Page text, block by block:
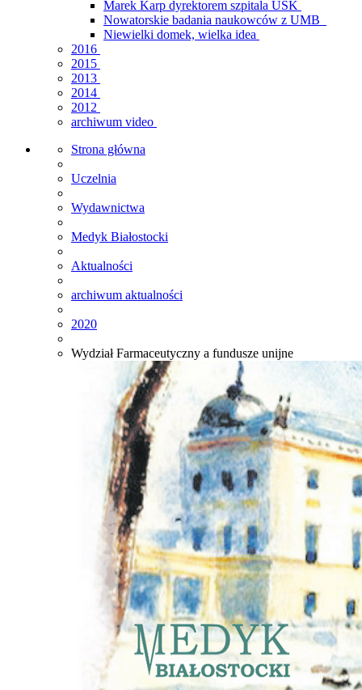
Marek Karp dyrektorem szpitala USK
Nowatorskie badania naukowców z UMB
Niewielki domek, wielka idea
2016
2015
2013
2014
2012
archiwum video
Strona główna
Uczelnia
Wydawnictwa
Medyk Białostocki
Aktualności
archiwum aktualności
2020
Wydział Farmaceutyczny a fundusze unijne